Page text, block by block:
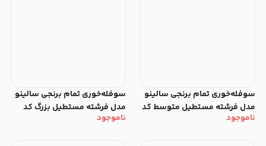
سوفله‌خوری تمام برنجی سالینو
مدل فرشته مستطیل متوسط کد
98505-B
ناموجود
سوفله‌خوری تمام برنجی سالینو
مدل فرشته مستطیل بزرگ کد
98506-B
ناموجود